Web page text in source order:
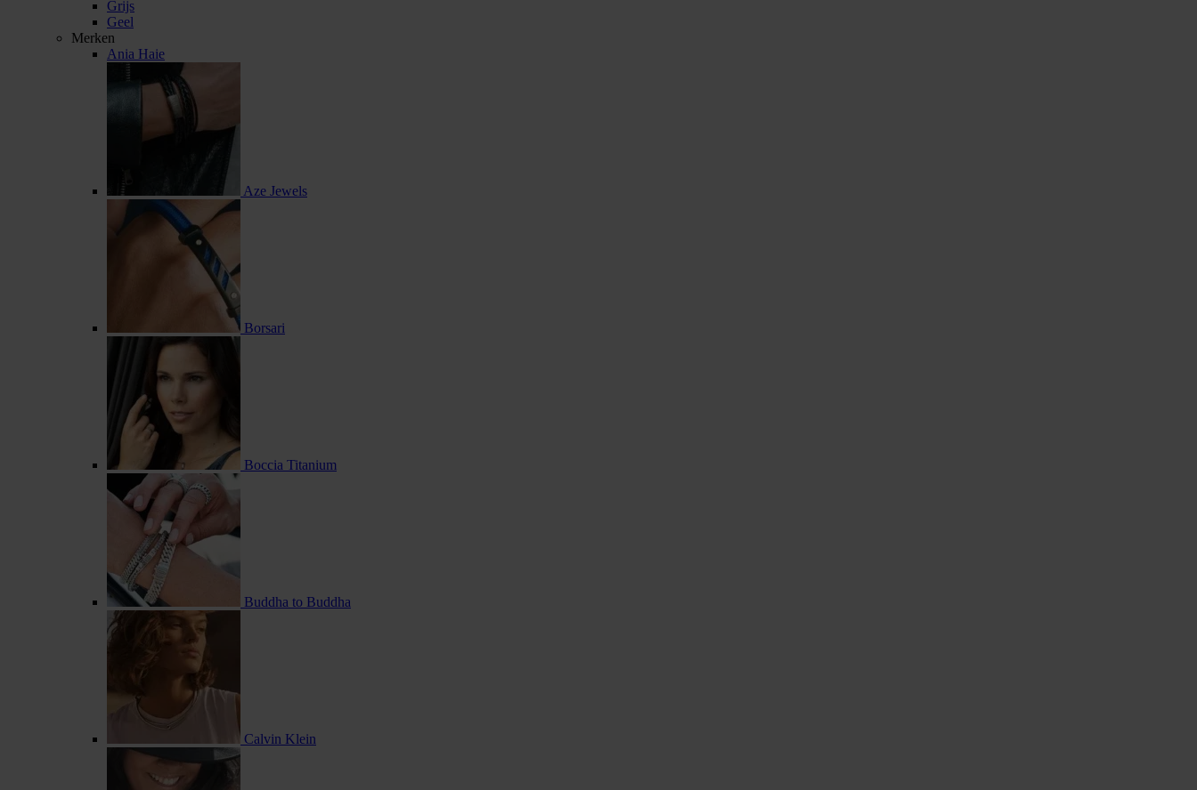
Grijs
Geel
Merken
Ania Haie
Aze Jewels
Borsari
Boccia Titanium
Buddha to Buddha
Calvin Klein